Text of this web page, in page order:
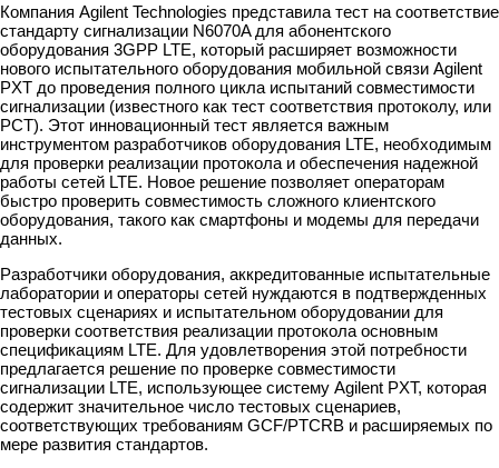
Компания Agilent Technologies представила тест на соответствие
стандарту сигнализации N6070A для абонентского
оборудования 3GPP LTE, который расширяет возможности
нового испытательного оборудования мобильной связи Agilent
PXT до проведения полного цикла испытаний совместимости
сигнализации (известного как тест соответствия протоколу, или
РСТ). Этот инновационный тест является важным
инструментом разработчиков оборудования LTE, необходимым
для проверки реализации протокола и обеспечения надежной
работы сетей LTE. Новое решение позволяет операторам
быстро проверить совместимость сложного клиентского
оборудования, такого как смартфоны и модемы для передачи
данных.
Разработчики оборудования, аккредитованные испытательные
лаборатории и операторы сетей нуждаются в подтвержденных
тестовых сценариях и испытательном оборудовании для
проверки соответствия реализации протокола основным
спецификациям LTE. Для удовлетворения этой потребности
предлагается решение по проверке совместимости
сигнализации LTE, использующее систему Agilent PXT, которая
содержит значительное число тестовых сценариев,
соответствующих требованиям GCF/PTCRB и расширяемых по
мере развития стандартов.